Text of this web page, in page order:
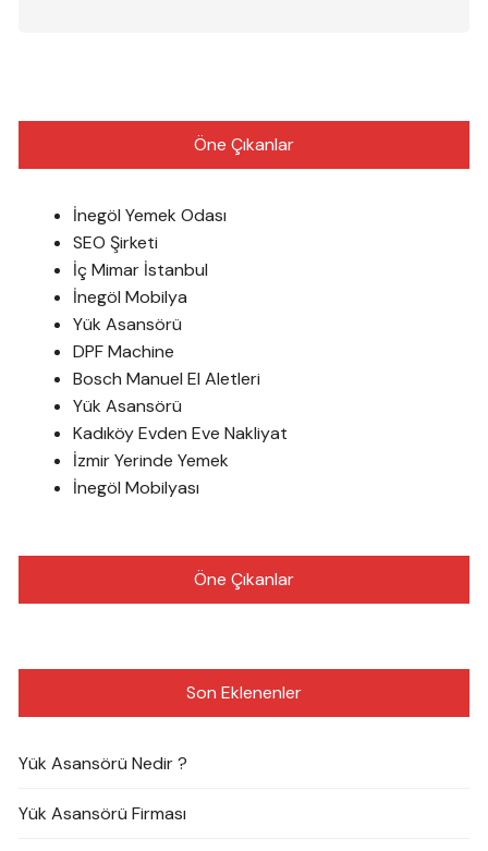
Öne Çıkanlar
İnegöl Yemek Odası
SEO Şirketi
İç Mimar İstanbul
İnegöl Mobilya
Yük Asansörü
DPF Machine
Bosch Manuel El Aletleri
Yük Asansörü
Kadıköy Evden Eve Nakliyat
İzmir Yerinde Yemek
İnegöl Mobilyası
Öne Çıkanlar
Son Eklenenler
Yük Asansörü Nedir ?
Yük Asansörü Firması